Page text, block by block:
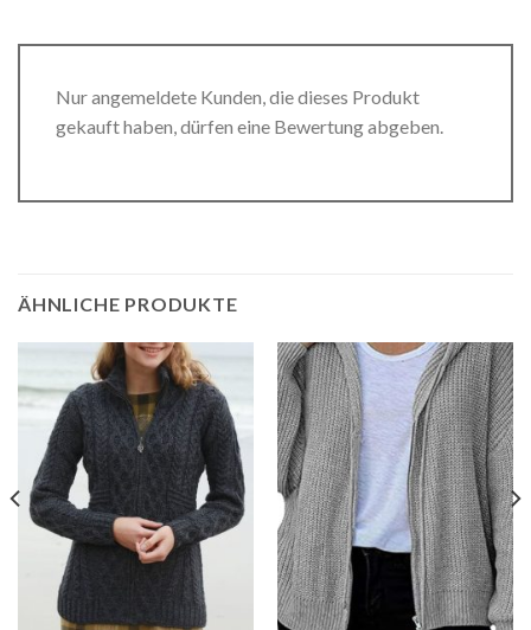
Nur angemeldete Kunden, die dieses Produkt
gekauft haben, dürfen eine Bewertung abgeben.
ÄHNLICHE PRODUKTE